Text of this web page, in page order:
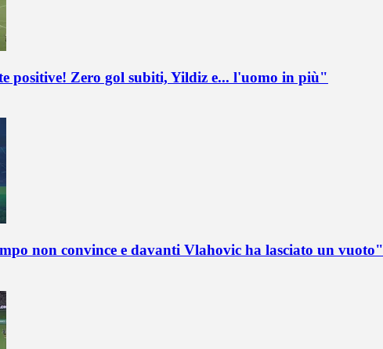
positive! Zero gol subiti, Yildiz e... l'uomo in più"
non convince e davanti Vlahovic ha lasciato un vuoto"